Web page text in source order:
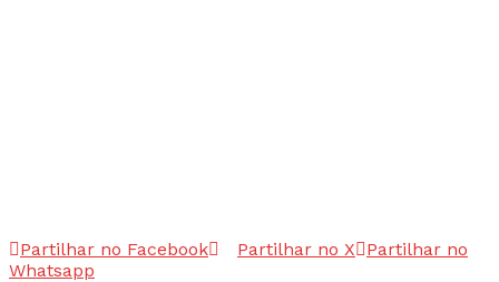
Partilhar no Facebook Partilhar no X
Partilhar no
Whatsapp